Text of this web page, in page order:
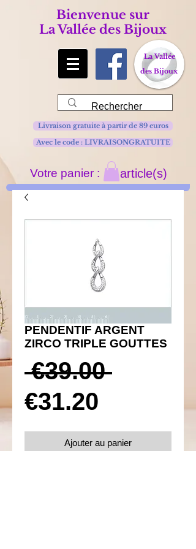
Bienvenue sur
La Vallée des Bijoux
La Vallée
des Bijoux
Avec le code : LIVRAISONGRATUITE
Livraison gratuite à partir de 89 euros
Votre panier : article(s)
PENDENTIF ARGENT
ZIRCO TRIPLE GOUTTES
€39.00 Prix
€31.20
Ajouter au panier